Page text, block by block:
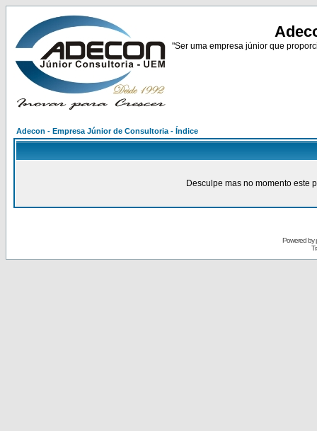
"Ser uma empresa júnior que
Adecon - Empresa Júnior de Consultoria - Índice
Desculpe mas no momento este
Powered by